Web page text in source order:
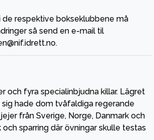
respektive bokseklubbene må
så send en e-mail til
och fyra specialinbjudna killar. Lägret
hade dom tvåfaldiga regerande
från Sverige, Norge, Danmark och
sparring där övningar skulle testas